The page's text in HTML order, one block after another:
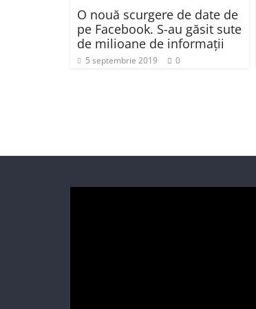
O nouă scurgere de date de
pe Facebook. S-au găsit sute
de milioane de informații
5 septembrie 2019 0